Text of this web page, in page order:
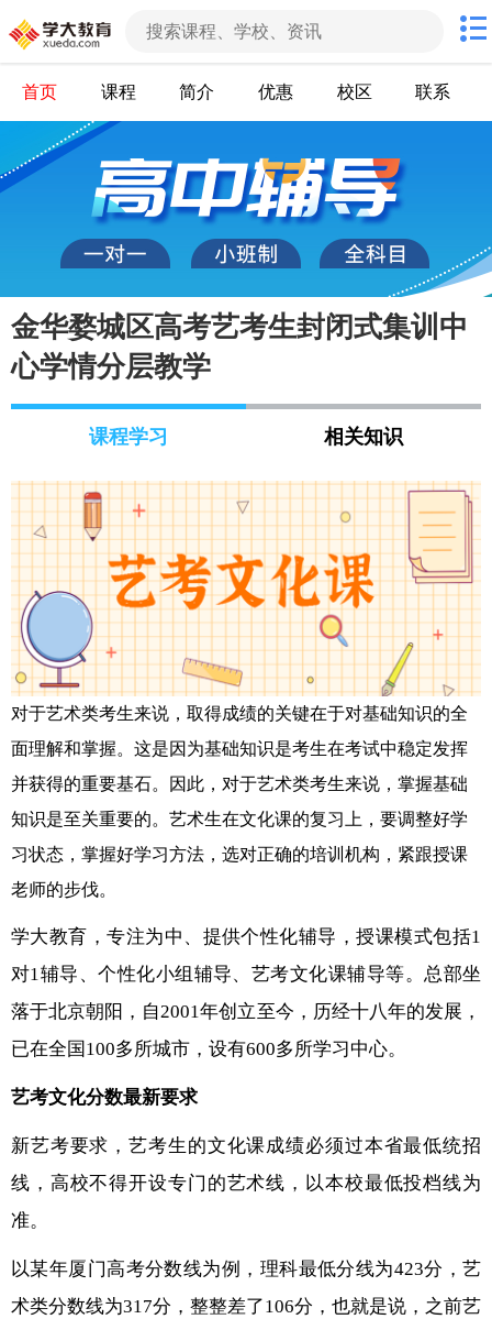
首页 课程 简介 优惠 校区 联系
金华婺城区高考艺考生封闭式集训中
心学情分层教学
课程学习 相关知识
对于艺术类考生来说，取得成绩的关键在于对基础知识的全
面理解和掌握。这是因为基础知识是考生在考试中稳定发挥
并获得的重要基石。因此，对于艺术类考生来说，掌握基础
知识是至关重要的。艺术生在文化课的复习上，要调整好学
习状态，掌握好学习方法，选对正确的培训机构，紧跟授课
老师的步伐。
学大教育，专注为中、提供个性化辅导，授课模式包括1
对1辅导、个性化小组辅导、艺考文化课辅导等。总部坐
落于北京朝阳，自2001年创立至今，历经十八年的发展，
已在全国100多所城市，设有600多所学习中心。
艺考文化分数最新要求
新艺考要求，艺考生的文化课成绩必须过本省最低统招
线，高校不得开设专门的艺术线，以本校最低投档线为
准。
以某年厦门高考分数线为例，理科最低分线为423分，艺
术类分数线为317分，整整差了106分，也就是说，之前艺